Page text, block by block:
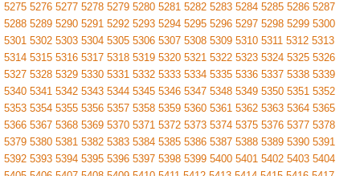
5275 5276 5277 5278 5279 5280 5281 5282 5283 5284 5285 5286 5287
5288 5289 5290 5291 5292 5293 5294 5295 5296 5297 5298 5299 5300
5301 5302 5303 5304 5305 5306 5307 5308 5309 5310 5311 5312 5313
5314 5315 5316 5317 5318 5319 5320 5321 5322 5323 5324 5325 5326
5327 5328 5329 5330 5331 5332 5333 5334 5335 5336 5337 5338 5339
5340 5341 5342 5343 5344 5345 5346 5347 5348 5349 5350 5351 5352
5353 5354 5355 5356 5357 5358 5359 5360 5361 5362 5363 5364 5365
5366 5367 5368 5369 5370 5371 5372 5373 5374 5375 5376 5377 5378
5379 5380 5381 5382 5383 5384 5385 5386 5387 5388 5389 5390 5391
5392 5393 5394 5395 5396 5397 5398 5399 5400 5401 5402 5403 5404